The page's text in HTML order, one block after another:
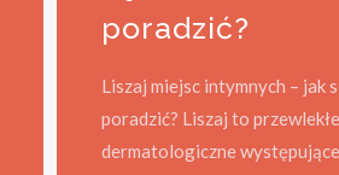
poradzić?
Liszaj miejsc intymnych – jak
poradzić? Liszaj to
dermatologiczne